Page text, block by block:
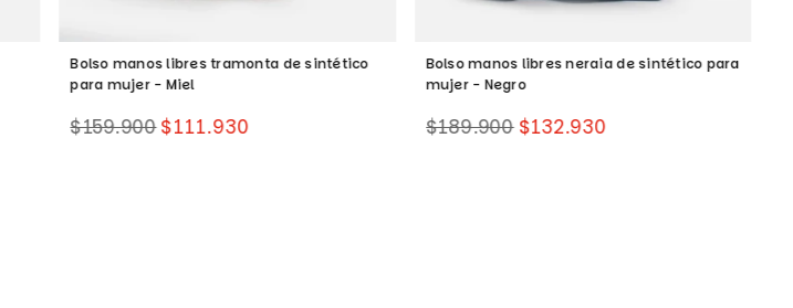
Bolso manos libres tramonta de sintético
para mujer - Miel
Precio
$159.900$111.930
Bolso manos libres neraia de sintético para
mujer - Negro
Precio
$189.900 $132.930